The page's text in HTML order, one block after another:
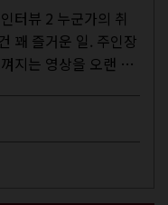
누군가의 취
꽤 즐거운 일. 주인장
지는 영상을 오랜 시
하기도 한다. 좀처럼
래를...